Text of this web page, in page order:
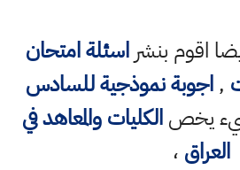
اقوم بنشراسئلة امتحان
,اجوبة نموذجية للسادس
يخصالكليات والمعاهد في
العراق ،